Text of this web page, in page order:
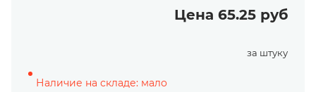
Цена 65.25 руб
за штуку
Наличие на складе: мало